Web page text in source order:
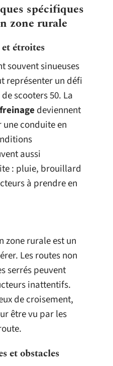
spécifiques
zone rurale
et étroites
souvent sinueuses
représenter un défi
scooters 50. La
freinage deviennent
conduite en
aussi
: pluie, brouillard
à prendre en
zone rurale est un
Les routes non
serrés peuvent
inattentifs.
de croisement,
être vu par les
et obstacles